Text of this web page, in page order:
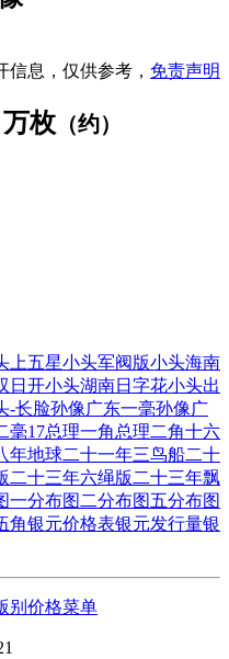
息，仅供参考， 免责声明
枚 （约）
上五星小头军阀版小头海南
日开小头湖南日字花小头出
-长脸孙像广东一毫孙像广
毫17总理一角总理二角十六
年地球二十一年三鸟船二十
二十三年六绳版 二十三年飘
一分布图二分布图五分布图
角银元价格表银元发行量银
别 价格菜单